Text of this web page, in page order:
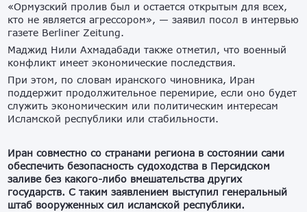
«Ормузский пролив был и остается открытым для всех,
кто не является агрессором», — заявил посол в интервью
газете Berliner Zeitung.
Маджид Нили Ахмадабади также отметил, что военный
конфликт имеет экономические последствия.
При этом, по словам иранского чиновника, Иран
поддержит продолжительное перемирие, если оно будет
служить экономическим или политическим интересам
Исламской республики или стабильности.
Иран совместно со странами региона в состоянии сами
обеспечить безопасность судоходства в Персидском
заливе без какого-либо вмешательства других
государств. С таким заявлением выступил генеральный
штаб вооруженных сил исламской республики.